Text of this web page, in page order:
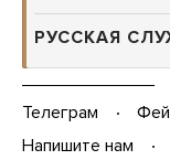
РУССКАЯ
Телеграм
Напишите нам